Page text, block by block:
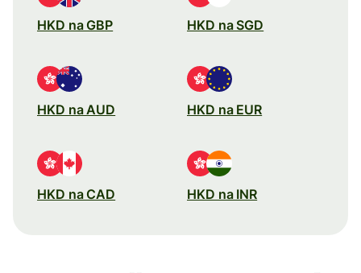
HKD na GBP HKD na SGD
HKD na AUD HKD na EUR
HKD na CAD HKD na INR